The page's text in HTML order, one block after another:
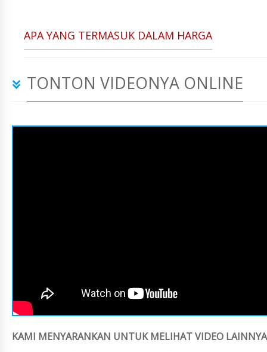
APA YANG TERMASUK DALAM HARGA
TONTON VIDEONYA ONLINE
KAMI MENYARANKAN UNTUK MELIHAT VIDEO